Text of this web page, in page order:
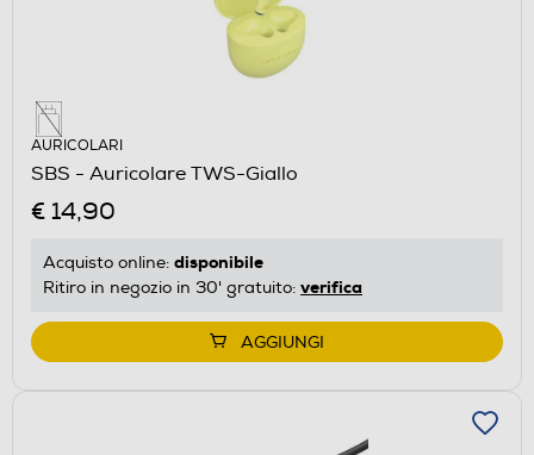
AURICOLARI
SBS - Auricolare TWS-Giallo
€ 14,90
Acquisto online: disponibile
Ritiro in negozio in 30' gratuito: verifica
AGGIUNGI